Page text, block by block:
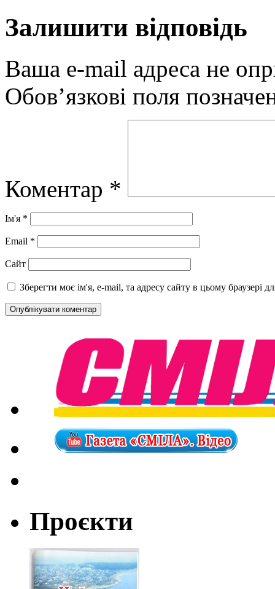
Залишити відповідь
Ваша e-mail адреса не
Обов’язкові поля
Коментар *
Ім'я *
Email *
Сайт
Зберегти моє ім'я, e-mail, та адресу сайту в цьому браузері
Проєкти